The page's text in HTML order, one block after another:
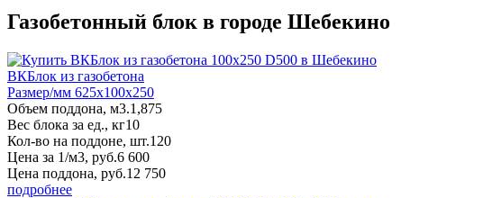
Газобетонный блок в городе Шебекино
ВКБлок из газобетона
Размер/мм 625x100x250
Объем поддона, м3.1,875
Вес блока за ед., кг10
Кол-во на поддоне, шт.120
Цена за 1/м3, руб.6 600
Цена поддона, руб.12 750
подробнее